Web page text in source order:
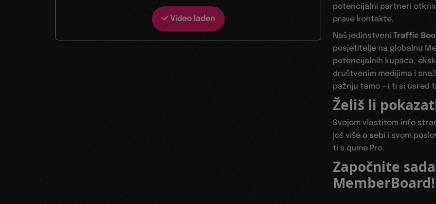
Video laden
potencijalni partneri
prave kontakte.
Naš jedinstveni Traffic
posjetitelje na globalnu
potencijalnih kupaca,
društvenim medijima i
pažnju tamo - i ti si usred
Želiš li
Svojom vlastitom info
još više o sebi i svom
ti s qume Pro.
Započnite
MemberBoard!